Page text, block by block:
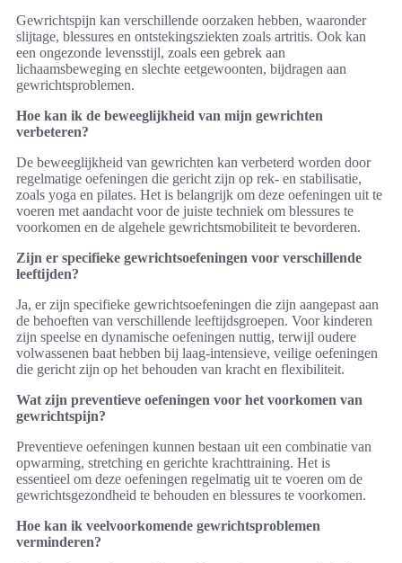
Gewrichtspijn kan verschillende oorzaken hebben, waaronder
slijtage, blessures en ontstekingsziekten zoals artritis. Ook kan
een ongezonde levensstijl, zoals een gebrek aan
lichaamsbeweging en slechte eetgewoonten, bijdragen aan
gewrichtsproblemen.
Hoe kan ik de beweeglijkheid van mijn gewrichten
verbeteren?
De beweeglijkheid van gewrichten kan verbeterd worden door
regelmatige oefeningen die gericht zijn op rek- en stabilisatie,
zoals yoga en pilates. Het is belangrijk om deze oefeningen uit te
voeren met aandacht voor de juiste techniek om blessures te
voorkomen en de algehele gewrichtsmobiliteit te bevorderen.
Zijn er specifieke gewrichtsoefeningen voor verschillende
leeftijden?
Ja, er zijn specifieke gewrichtsoefeningen die zijn aangepast aan
de behoeften van verschillende leeftijdsgroepen. Voor kinderen
zijn speelse en dynamische oefeningen nuttig, terwijl oudere
volwassenen baat hebben bij laag-intensieve, veilige oefeningen
die gericht zijn op het behouden van kracht en flexibiliteit.
Wat zijn preventieve oefeningen voor het voorkomen van
gewrichtspijn?
Preventieve oefeningen kunnen bestaan uit een combinatie van
opwarming, stretching en gerichte krachttraining. Het is
essentieel om deze oefeningen regelmatig uit te voeren om de
gewrichtsgezondheid te behouden en blessures te voorkomen.
Hoe kan ik veelvoorkomende gewrichtsproblemen
verminderen?